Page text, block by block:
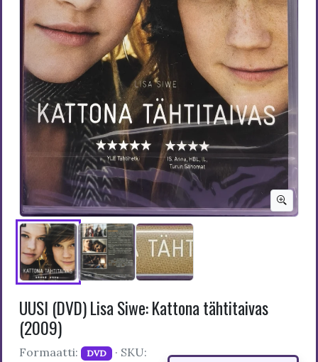
UUSI (DVD) Lisa Siwe: Kattona tähtitaivas
(2009)
Formaatti: DVD · SKU: